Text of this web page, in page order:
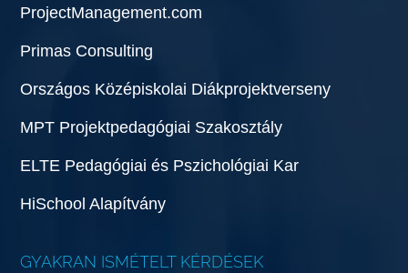
ProjectManagement.com
Primas Consulting
Országos Középiskolai Diákprojektverseny
MPT Projektpedagógiai Szakosztály
ELTE Pedagógiai és Pszichológiai Kar
HiSchool Alapítvány
GYAKRAN ISMÉTELT KÉRDÉSEK